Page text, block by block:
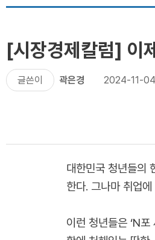
[시장경제칼럼] 이
글쓴이 곽은경 2024-11-04
대한민국 청년들의
한다. 그나마 취업
이런 청년들은 ‘N